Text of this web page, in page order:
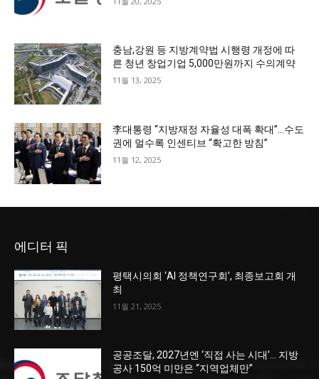
충남,강원 등 지방계약법 시행령 개정에 따
른 청년 창업기업 5,000만원까지 수의계약
11월 13, 2025
李대통령 “지방재정 자율성 대폭 확대”…수도
권에 멀수록 인센티브 “확고한 방침”
11월 12, 2025
에디터 픽
평택시의회 ‘AI 정책연구회’, 최종보고회 개
최
11월 21, 2025
공공조달, 2027년엔 ‘직접 사는 시대’… 지방
공사 150억 미만은 “지역업체만”